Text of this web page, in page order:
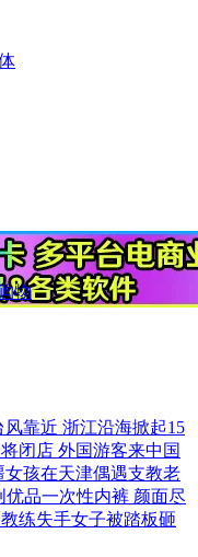
物
风靠近 浙江沿海掀起15
闭店 外国游客来中国
女孩在天津偶遇支教老
优品一次性内裤 颜面尽
教练失手女子被踏板砸